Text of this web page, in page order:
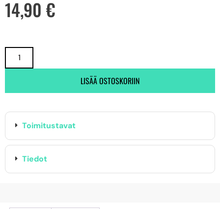
14,90 €
LISÄÄ OSTOSKORIIN
Toimitustavat
Tiedot